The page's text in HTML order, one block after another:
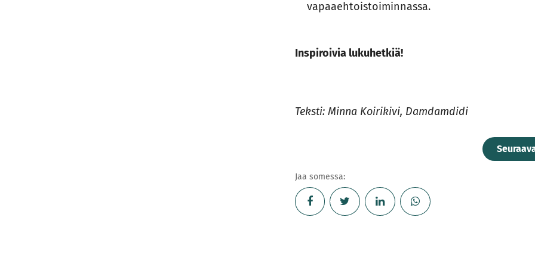
vapaaehtoistoiminnassa.
Inspiroivia lukuhetkiä!
Teksti: Minna Koirikivi, Damdamdidi
Jaa somessa: